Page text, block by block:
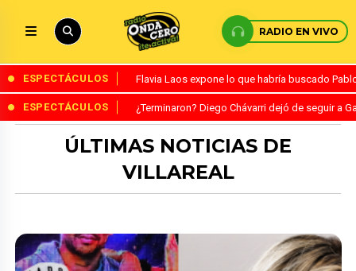
RADIO EN VIVO
ESPECTÁCULOS Flavia Laos expone lo que habría buscado
ESPECTÁCULOS ¿Terminaron? Diego Chávarri dejó de seguir a
ÚLTIMAS NOTICIAS DE
VILLAREAL